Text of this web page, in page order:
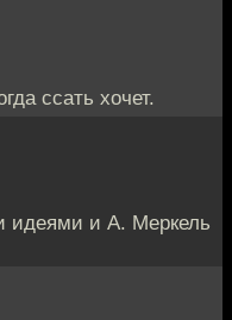
ссать хочет.
идеями и А. Меркель